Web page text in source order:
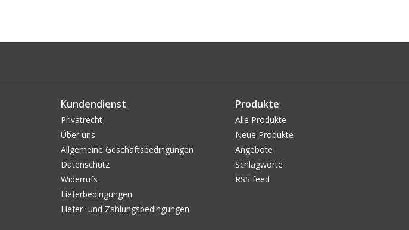
Kundendienst
Privatrecht
Über uns
Allgemeine Geschäftsbedingungen
Datenschutz
Widerrufs
Lieferbedingungen
Liefer- und Zahlungsbedingungen
Produkte
Alle Produkte
Neue Produkte
Angebote
Schlagworte
RSS feed